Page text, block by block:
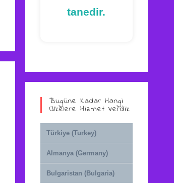
tanedir.
Bugüne Kadar Hangi
Ülkelere Hizmet Verdik
Türkiye (Turkey)
Almanya (Germany)
Bulgaristan (Bulgaria)